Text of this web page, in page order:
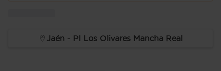
Jaén - PI Los Olivares Mancha Real